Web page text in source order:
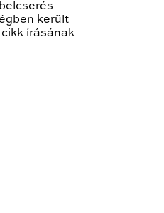
került
írásának